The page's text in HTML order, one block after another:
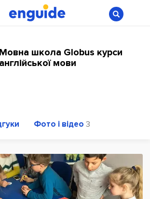
Мовна школа Globus курси
англійської мови
Фото і відео 3